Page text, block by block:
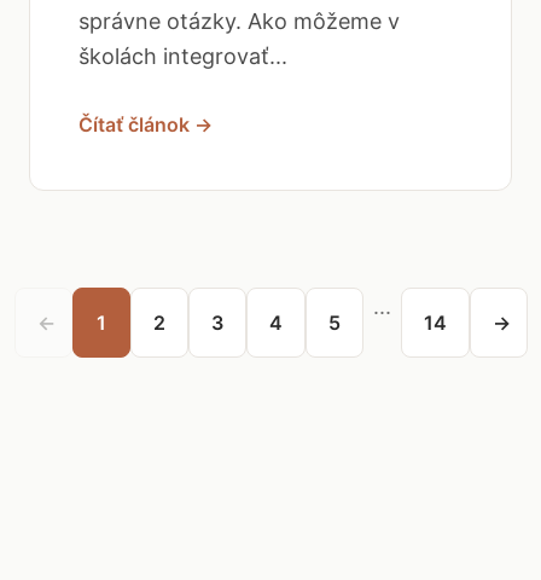
správne otázky. Ako môžeme v
školách integrovať...
Čítať článok →
← 1 2 3 4 5
...
14 →